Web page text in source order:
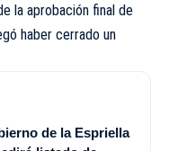
la aprobación final de
haber cerrado un
de la Espriella